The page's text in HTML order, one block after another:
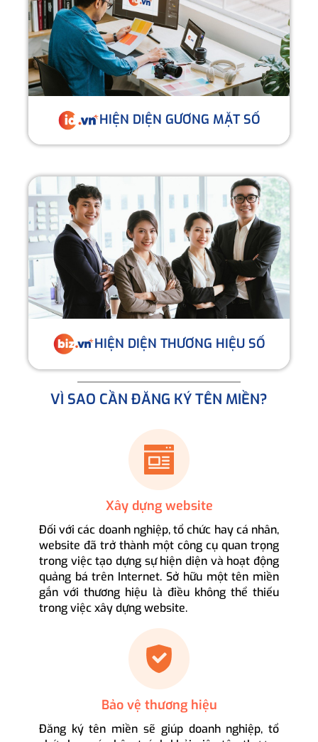
HIỆN DIỆN GƯƠNG MẶT SỐ
HIỆN DIỆN THƯƠNG HIỆU SỐ
VÌ SAO CẦN ĐĂNG KÝ TÊN MIỀN?
Xây dựng website
Đối với các doanh nghiệp, tổ chức hay cá nhân,
website đã trở thành một công cụ quan trọng
trong việc tạo dựng sự hiện diện và hoạt động
quảng bá trên Internet. Sở hữu một tên miền
gắn với thương hiệu là điều không thể thiếu
trong việc xây dựng website.
Bảo vệ thương hiệu
Đăng ký tên miền sẽ giúp doanh nghiệp, tổ